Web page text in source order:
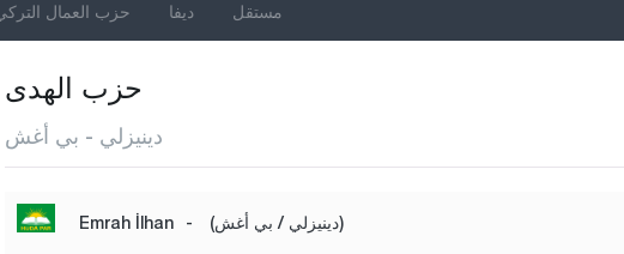
حزب العمال ديفا مستقل
حزب الهدى
دينيزلي - بي أغش
Emrah İlhan - (دينيزلي / بي أغش)